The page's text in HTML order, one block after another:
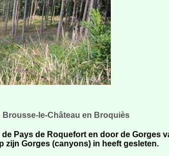
Brousse-le-Château en Broquiès
Pays de Roquefort en door de Gorges
zijn Gorges (canyons) in heeft gesleten.